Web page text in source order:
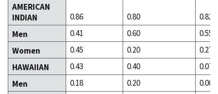
AMERICAN
INDIAN
0.86 0.80
0.82
Men
0.41 0.60
0.55
Women
0.45 0.20
0.27
HAWAIIAN
0.43 0.40
0.07
Men
0.18 0.20
0.00